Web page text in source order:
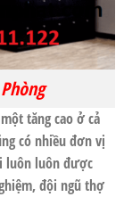
tăng cao ở cả
có nhiều đơn vị
luôn luôn được
đội ngũ thợ